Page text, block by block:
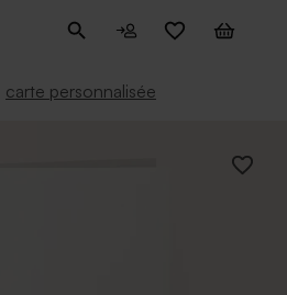
carte personnalisée